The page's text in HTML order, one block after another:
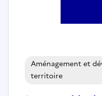
Aménagement et
territoire